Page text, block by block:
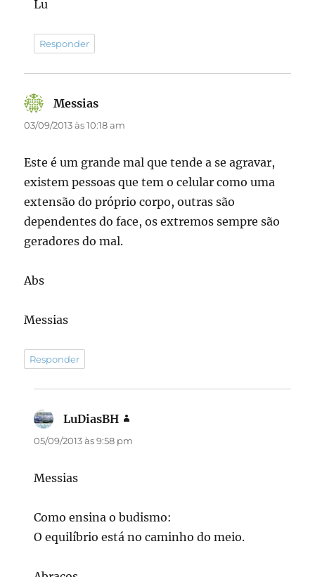
Lu
Responder
Messias
03/09/2013 às 10:18 am
Este é um grande mal que tende a se agravar,
existem pessoas que tem o celular como uma
extensão do próprio corpo, outras são
dependentes do face, os extremos sempre são
geradores do mal.
Abs
Messias
Responder
LuDiasBH
05/09/2013 às 9:58 pm
Messias
Como ensina o budismo:
O equilíbrio está no caminho do meio.